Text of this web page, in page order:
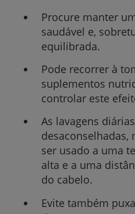
Procure manter
saudável e,
equilibrada.
Pode recorrer à
suplementos
controlar este
As lavagens
desaconselhadas,
ser usado a uma
alta e a uma
do cabelo.
Evite também